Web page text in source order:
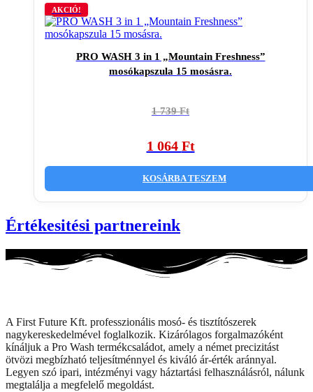
AKCIÓ!
PRO WASH 3 in 1 „Mountain Freshness”
mosókapszula 15 mosásra.
1 739Ft
Original
1
739 Ft.
1 064 Ft
Current
1
064 Ft.
KOSÁRBA TESZEM
Értékesitési partnereink
A First Future Kft. professzionális mosó- és tisztítószerek
nagykereskedelmével foglalkozik. Kizárólagos forgalmazóként
kínáljuk a Pro Wash termékcsaládot, amely a német precizitást
ötvözi megbízható teljesítménnyel és kiváló ár-érték aránnyal.
Legyen szó ipari, intézményi vagy háztartási felhasználásról, nálunk
megtalálja a megfelelő megoldást.